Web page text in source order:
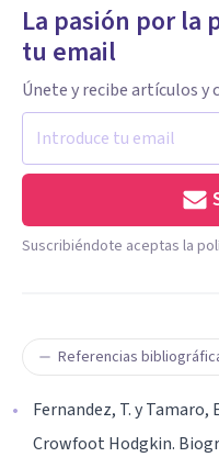
La pasión por la
tu email
Únete y recibe artículos y
Suscribiéndote aceptas la
Referencias
Fernandez, T. y
Crowfoot Hodgkin.